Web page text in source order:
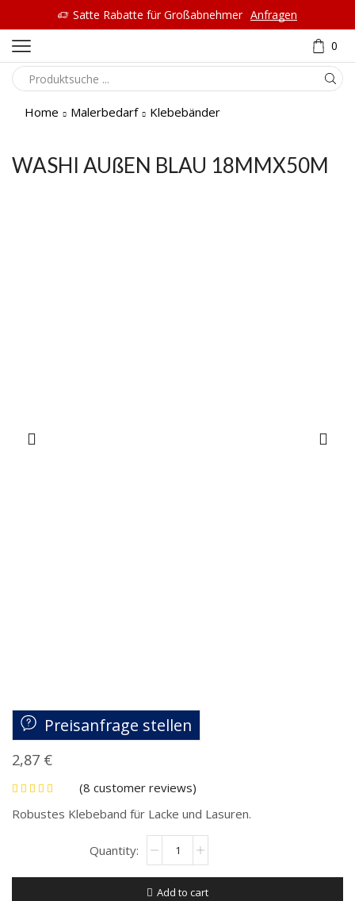
Satte Rabatte für Großabnehmer Anfragen
0
Home Malerbedarf Klebebänder
WASHI AUßEN BLAU 18MMX50M
Preisanfrage stellen
2,87 €
(8 customer reviews)
Robustes Klebeband für Lacke und Lasuren.
Add to cart